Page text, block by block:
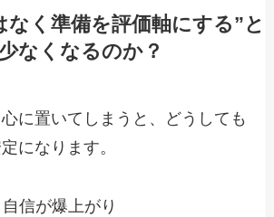
なく準備を評価軸にする”と
なくなるのか？
に置いてしまうと、どうしても
になります。
信が爆上がり